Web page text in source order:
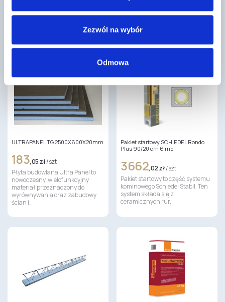
Zezwól na wybór
Odmowa
dachówki betonowe, idealne do
dachów. Tworzą geometryczne i…
ULTRAPANEL TG 2500X600X20mm
183,05 zł/ szt
Płyta budowlana Ultra Panel to
nowoczesny, wielofunkcyjny
materiał przeznaczony do
wyrównywania oraz zabudowy
ścian i…
Pakiet startowy SCHIEDEL Rondo
Plus 90/20 cm 6 mb
3662,02 zł/ szt
Pakiet startowy to część systemu
kominowego Schiedel Stabil. Ten
system składa się z
ceramicznych rur,…